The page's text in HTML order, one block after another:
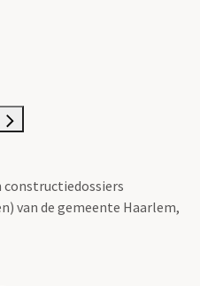
constructiedossiers
van de gemeente Haarlem,